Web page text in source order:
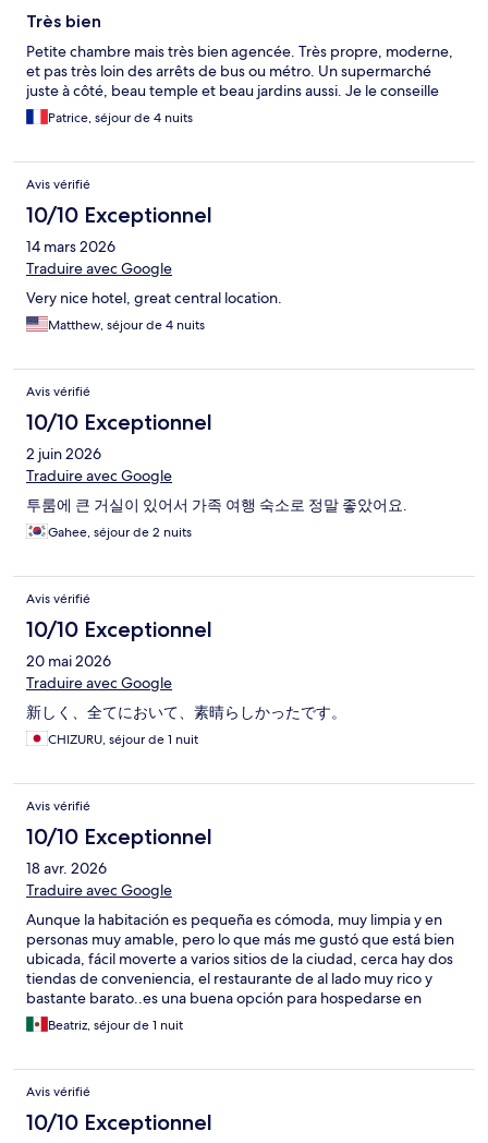
Très bien
Petite chambre mais très bien agencée. Très propre, moderne,
et pas très loin des arrêts de bus ou métro. Un supermarché
juste à côté, beau temple et beau jardins aussi. Je le conseille
Patrice, séjour de 4 nuits
Avis vérifié
10/10 Exceptionnel
14 mars 2026
Traduire avec Google
Very nice hotel, great central location.
Matthew, séjour de 4 nuits
Avis vérifié
10/10 Exceptionnel
2 juin 2026
Traduire avec Google
투룸에 큰 거실이 있어서 가족 여행 숙소로 정말 좋았어요.
Gahee, séjour de 2 nuits
Avis vérifié
10/10 Exceptionnel
20 mai 2026
Traduire avec Google
新しく、全てにおいて、素晴らしかったです。
CHIZURU, séjour de 1 nuit
Avis vérifié
10/10 Exceptionnel
18 avr. 2026
Traduire avec Google
Aunque la habitación es pequeña es cómoda, muy limpia y en
personas muy amable, pero lo que más me gustó que está bien
ubicada, fácil moverte a varios sitios de la ciudad, cerca hay dos
tiendas de conveniencia, el restaurante de al lado muy rico y
bastante barato..es una buena opción para hospedarse en
KyotoBeatriz, séjour de 1 nuit
Avis vérifié
10/10 Exceptionnel